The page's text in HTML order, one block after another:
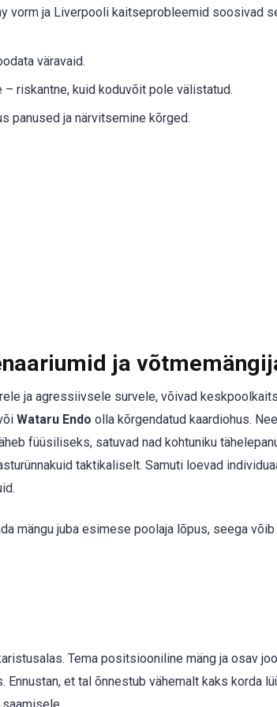
vorm ja Liverpooli kaitseprobleemid soosivad
väravaid.
riskantne, kuid koduvõit pole välistatud.
panused ja närvitsemine kõrged.
ja
ja agressiivsele survele, võivad
Wataru Endo olla kõrgendatud kaardiohus.
füüsiliseks, satuvad nad kohtuniku
taktikaliselt. Samuti loevad
mängu juba esimese poolaja lõpus, seega
Tema positsiooniline mäng ja osav
et tal õnnestub vähemalt kaks korda